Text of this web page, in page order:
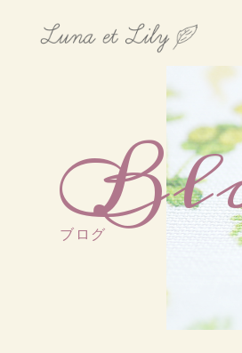
ブログ